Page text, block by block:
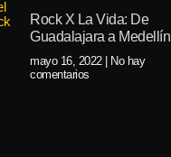
Rock X La Vida: De
Guadalajara a Medellín
mayo 16, 2022 No hay
comentarios